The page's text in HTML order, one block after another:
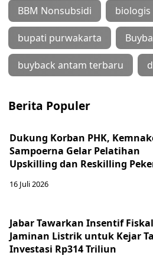
BBM Nonsubsidi biologis
bupati purwakarta
buyback antam terbaru
Berita Populer
Dukung Korban PHK,
Sampoerna Gelar Pelatihan
Upskilling dan Reskilling
16 Juli 2026
Jabar Tawarkan Insentif
Jaminan Listrik untuk Kejar
Investasi Rp314 Triliun